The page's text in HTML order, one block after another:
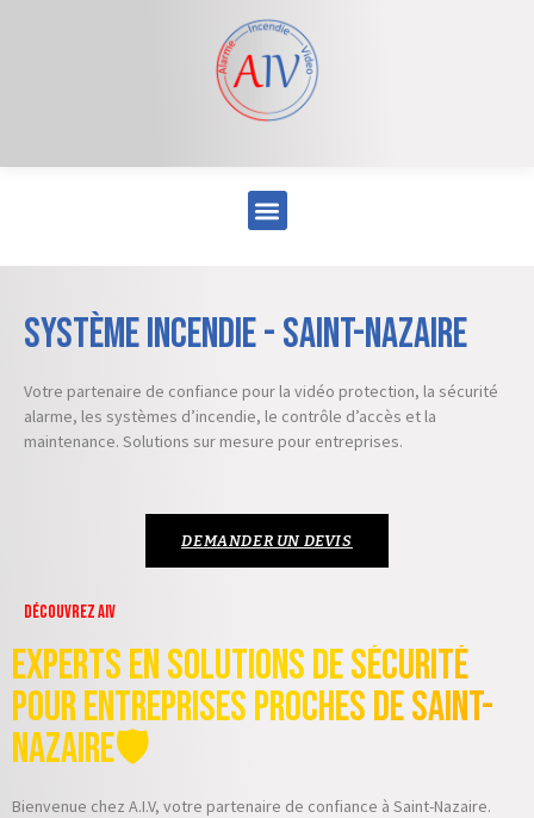
Système incendie - Saint-Nazaire
Votre partenaire de confiance pour la vidéo protection, la sécurité
alarme, les systèmes d’incendie, le contrôle d’accès et la
maintenance. Solutions sur mesure pour entreprises.
DEMANDER UN DEVIS
Découvrez AIV
Experts en Solutions de Sécurité
pour Entreprises proches de Saint-
Nazaire🛡️
Bienvenue chez A.I.V, votre partenaire de confiance à Saint-Nazaire.